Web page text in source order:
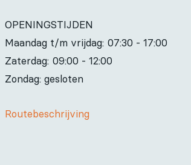
OPENINGSTIJDEN
Maandag t/m vrijdag: 07:30 - 17:00
Zaterdag: 09:00 - 12:00
Zondag: gesloten
Routebeschrijving